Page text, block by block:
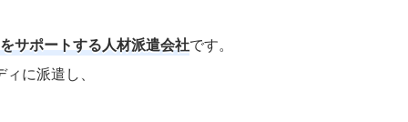
サポートする人材派遣会社です。
に派遣し、